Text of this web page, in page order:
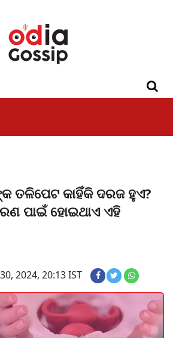
ତଳିପେଟ କାହିଁକି ଦରଜ ହୁଏ?
ପାଇଁ ହୋଇଥାଏ ଏହି
2024, 20:13 IST